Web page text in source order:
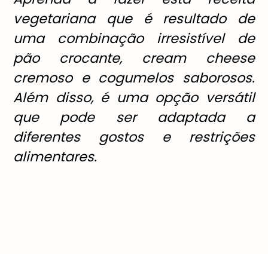
vegetariana que é resultado de
uma combinação irresistível de
pão crocante, cream cheese
cremoso e cogumelos saborosos.
Além disso, é uma opção versátil
que pode ser adaptada a
diferentes gostos e restrições
alimentares.